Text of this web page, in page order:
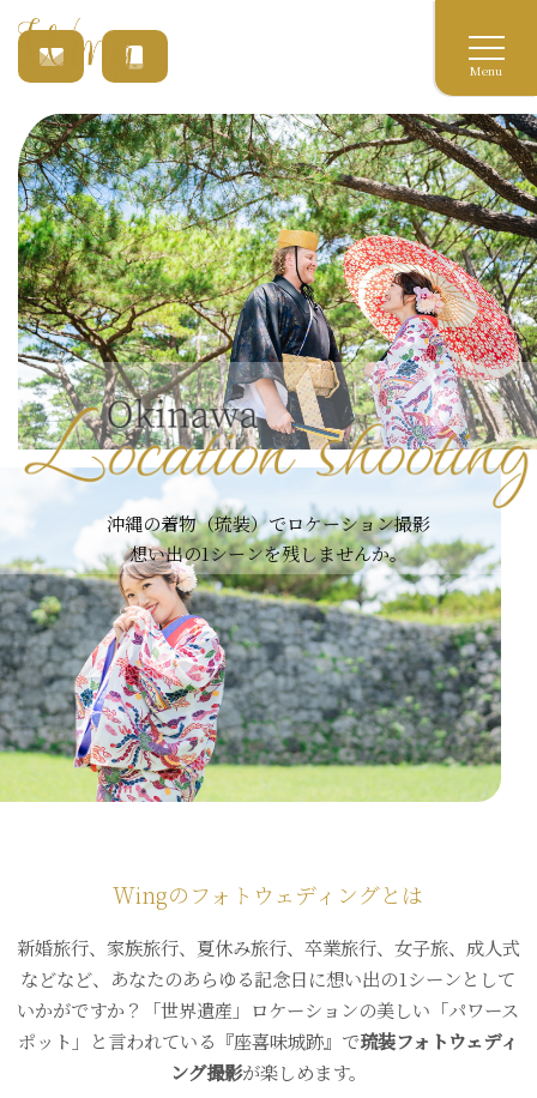
Menu
沖縄の着物（琉装）でロケーション撮影
想い出の1シーンを残しませんか。
Wingのフォトウェディングとは
新婚旅行、家族旅行、夏休み旅行、卒業旅行、女子旅、成人式
などなど、あなたのあらゆる記念日に想い出の1シーンとして
いかがですか？「世界遺産」ロケーションの美しい「パワース
ポット」と言われている『座喜味城跡』で琉装フォトウェディ
ング撮影が楽しめます。